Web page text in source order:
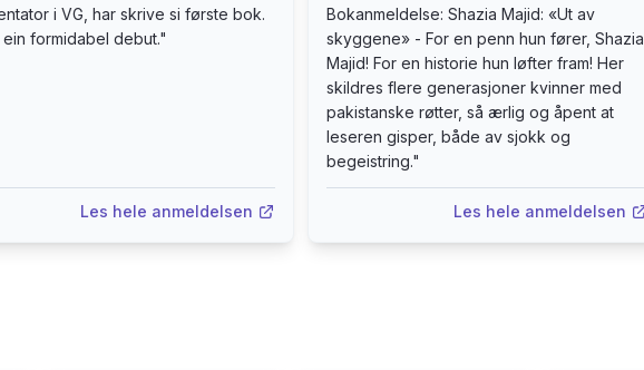
kvalitetar. Skildringane av Oslo kan beint fram gjera deg glad i byen.»
Stavanger Aftenblad (terningkast 6) «Banebrytende om
Shazia Majids bok må leses av alle som vil forstå vårt flerkulturelle
Marius Wulfsberg, Dagbladet (terningkast 5)
i VG, har skrive si første bok.
formidabel debut."
Les hele anmeldelsen
Bokanmeldelse: Shazia Majid: «Ut av
skyggene» - For en penn hun fører, Shazia
Majid! For en historie hun løfter fram! Her
skildres flere generasjoner kvinner med
pakistanske røtter, så ærlig og åpent at
leseren gisper, både av sjokk og
begeistring."
Les hele anmeldelsen